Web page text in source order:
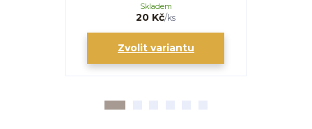
20 Kč/ks
Skladem
Zvolit variantu